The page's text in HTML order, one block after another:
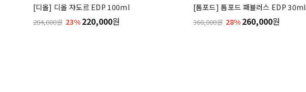
[디올] 디올 쟈도르 EDP 100ml
284,000원 23% 220,000원
[톰포드] 톰포드 패뷸러스 EDP 30ml
360,000원 28% 260,000원